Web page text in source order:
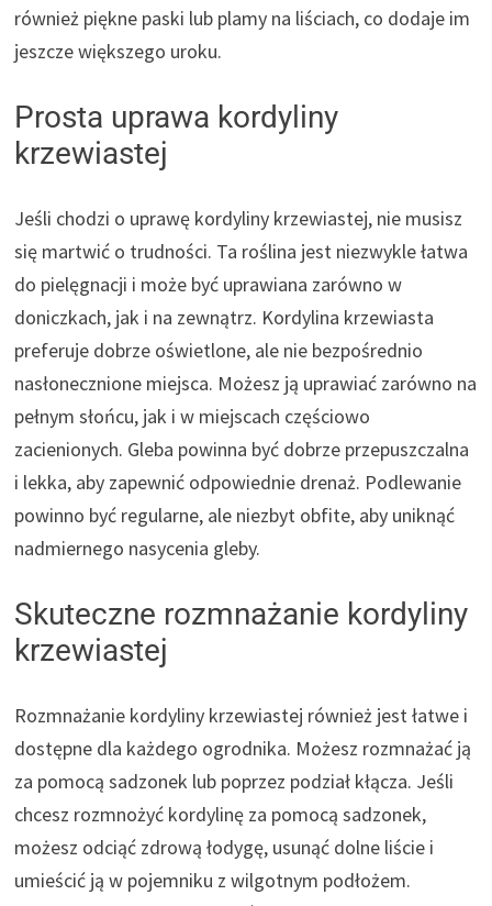
również piękne paski lub plamy na liściach, co dodaje im
jeszcze większego uroku.
Prosta uprawa kordyliny
krzewiastej
Jeśli chodzi o uprawę kordyliny krzewiastej, nie musisz
się martwić o trudności. Ta roślina jest niezwykle łatwa
do pielęgnacji i może być uprawiana zarówno w
doniczkach, jak i na zewnątrz. Kordylina krzewiasta
preferuje dobrze oświetlone, ale nie bezpośrednio
nasłonecznione miejsca. Możesz ją uprawiać zarówno na
pełnym słońcu, jak i w miejscach częściowo
zacienionych. Gleba powinna być dobrze przepuszczalna
i lekka, aby zapewnić odpowiednie drenaż. Podlewanie
powinno być regularne, ale niezbyt obfite, aby uniknąć
nadmiernego nasycenia gleby.
Skuteczne rozmnażanie kordyliny
krzewiastej
Rozmnażanie kordyliny krzewiastej również jest łatwe i
dostępne dla każdego ogrodnika. Możesz rozmnażać ją
za pomocą sadzonek lub poprzez podział kłącza. Jeśli
chcesz rozmnożyć kordylinę za pomocą sadzonek,
możesz odciąć zdrową łodygę, usunąć dolne liście i
umieścić ją w pojemniku z wilgotnym podłożem.